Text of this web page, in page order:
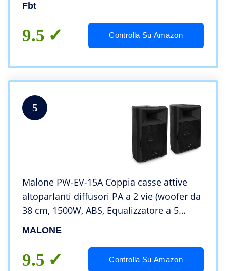
Fbt
9.5 Controlla Su Amazon
5
Malone PW-EV-15A Coppia casse attive
altoparlanti diffusori PA a 2 vie (woofer da
38 cm, 1500W, ABS, Equalizzatore a 5
bande, Quattro ingressi microfono)
MALONE
9.5 Controlla Su Amazon